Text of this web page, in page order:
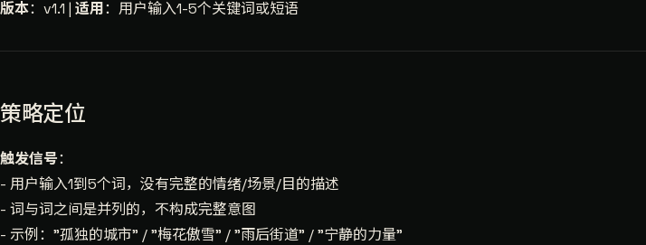
版本：v1.1 | 适用：用户输入1-5个关键词或短语
策略定位
触发信号：
- 用户输入1到5个词，没有完整的情绪/场景/目的描述
- 词与词之间是并列的，不构成完整意图
- 示例："孤独的城市" / "梅花傲雪" / "雨后街道" / "宁静的力量"